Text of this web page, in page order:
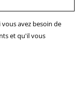
avez besoin de
et qu'il vous